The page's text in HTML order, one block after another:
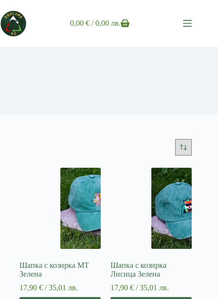
to
content
Shopping
0,00€ / 0,00 лв.
Шапка с козирка MT
Зелена
17,90 € / 35,01 лв.
Шапка с козирка
Лисица Зелена
17,90€ / 35,01 лв.